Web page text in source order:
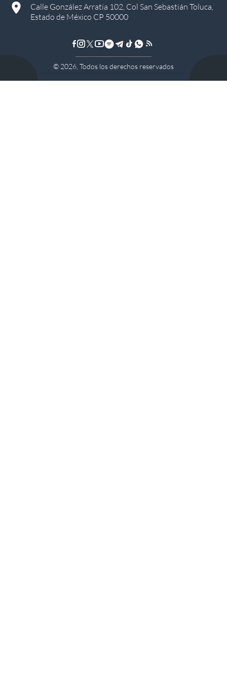
Calle González Arratia 102, Col San Sebastián Toluca,
Estado de México CP 50000
© 2026 , Todos los derechos reservados